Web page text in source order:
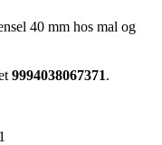
40 mm hos mal og
9994038067371.